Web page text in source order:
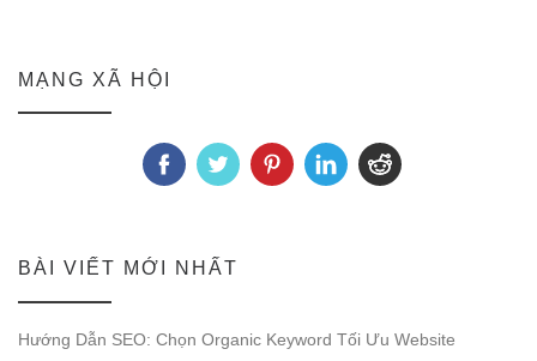
MẠNG XÃ HỘI
BÀI VIẾT MỚI NHẤT
Hướng Dẫn SEO: Chọn Organic Keyword Tối Ưu Website